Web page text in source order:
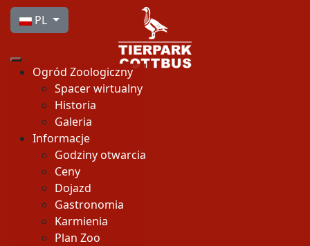
Wybierz swój język
PL
Ogród Zoologiczny
Spacer wirtualny
Historia
Galeria
Informacje
Godziny otwarcia
Ceny
Dojazd
Gastronomia
Karmienia
Plan Zoo